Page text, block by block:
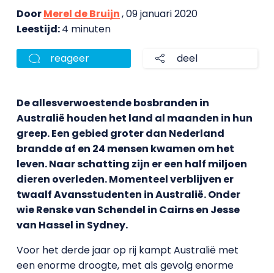
DoorMerel de Bruijn, 09 januari 2020
Leestijd:4 minuten
reageer deel
De allesverwoestende bosbranden in
Australië houden het land al maanden in hun
greep. Een gebied groter dan Nederland
brandde af en 24 mensen kwamen om het
leven. Naar schatting zijn er een half miljoen
dieren overleden. Momenteel verblijven er
twaalf Avansstudenten in Australië. Onder
wie Renske van Schendel in Cairns en Jesse
van Hassel in Sydney.
Voor het derde jaar op rij kampt Australië met
een enorme droogte, met als gevolg enorme